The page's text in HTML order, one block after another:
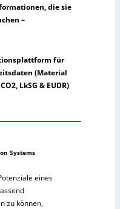
die sie
–
für
(Material
LkSG & EUDR)
Systems
eines
zu können,